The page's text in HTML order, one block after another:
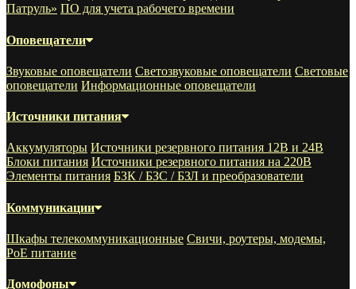
Патруль» ПО для учета рабочего времени
Оповещатели
Звуковые оповещатели Светозвуковые оповещатели Световые
оповещатели Информационные оповещатели
Источники питания
Аккумуляторы Источники резервного питания 12В и 24В
Блоки питания Источники резервного питания на 220В
Элементы питания БЗК / БЗС / БЗЛ и преобразователи
Коммуникации
Шкафы телекоммуникационные Свичи, роутеры, модемы,
РоЕ питание
Домофоны